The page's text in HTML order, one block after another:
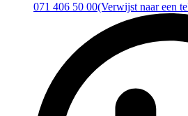
071 406 50 00(Verwijst naar een